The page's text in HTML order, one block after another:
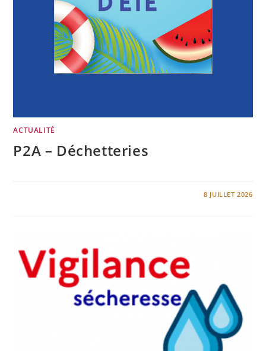
ACTUALITÉ
P2A – Déchetteries
8 JUILLET 2026